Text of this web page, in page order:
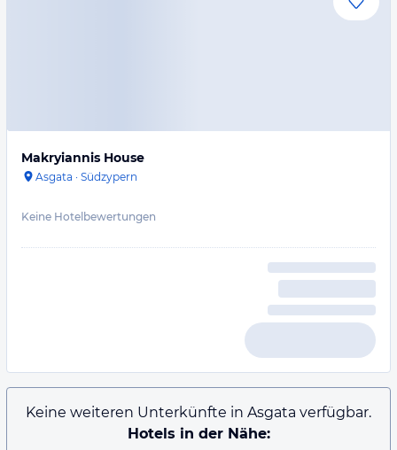
Makryiannis House
Asgata · Südzypern
Keine Hotelbewertungen
Keine weiteren Unterkünfte in Asgata verfügbar.
Hotels in der Nähe: